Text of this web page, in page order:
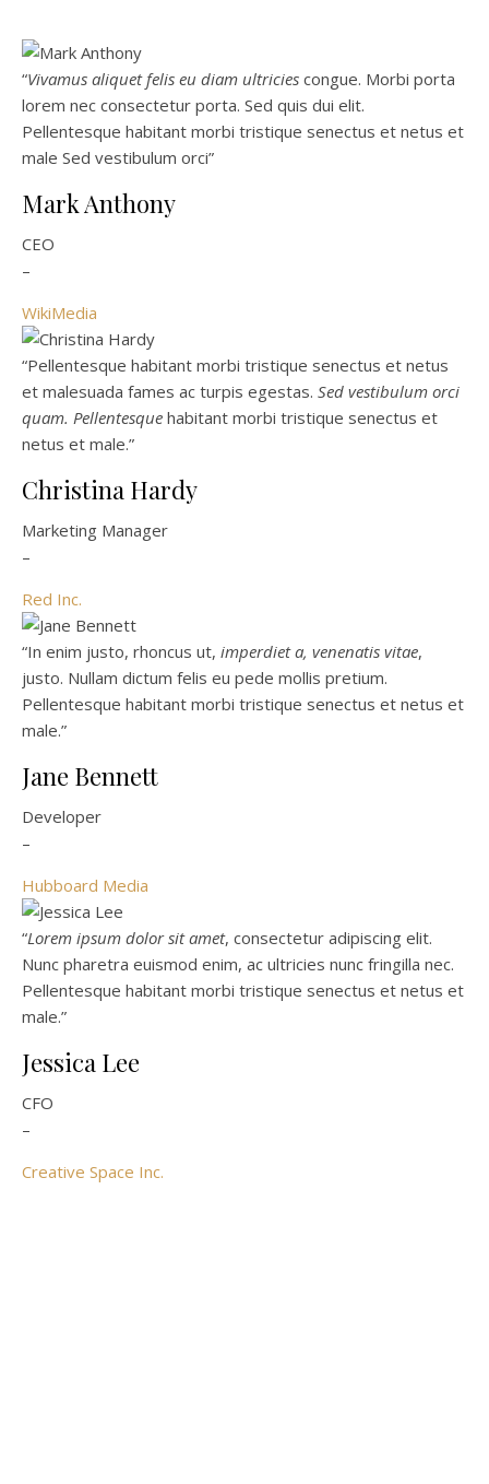
“Vivamus aliquet felis eu diam ultricies congue. Morbi porta
lorem nec consectetur porta. Sed quis dui elit.
Pellentesque habitant morbi tristique senectus et netus et
male Sed vestibulum orci”
Mark Anthony
CEO
–
WikiMedia
“Pellentesque habitant morbi tristique senectus et netus
et malesuada fames ac turpis egestas. Sed vestibulum orci
quam. Pellentesque habitant morbi tristique senectus et
netus et male.”
Christina Hardy
Marketing Manager
–
Red Inc.
“In enim justo, rhoncus ut, imperdiet a, venenatis vitae,
justo. Nullam dictum felis eu pede mollis pretium.
Pellentesque habitant morbi tristique senectus et netus et
male.”
Jane Bennett
Developer
–
Hubboard Media
“Lorem ipsum dolor sit amet, consectetur adipiscing elit.
Nunc pharetra euismod enim, ac ultricies nunc fringilla nec.
Pellentesque habitant morbi tristique senectus et netus et
male.”
Jessica Lee
CFO
–
Creative Space Inc.